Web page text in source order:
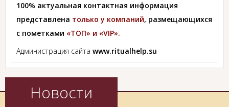
100% актуальная контактная информация
представлена только у компаний, размещающихся
с пометками «ТОП» и «VIP».
Администрация сайта www.ritualhelp.su
Новости